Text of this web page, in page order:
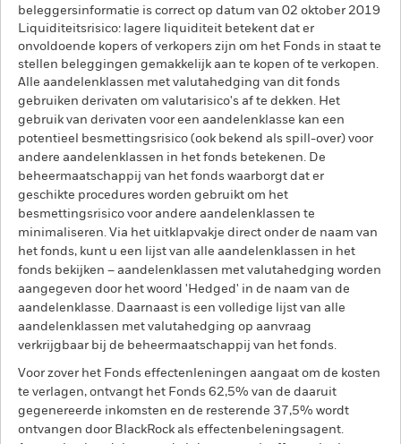
beleggersinformatie is correct op datum van 02 oktober 2019
Liquiditeitsrisico: lagere liquiditeit betekent dat er
onvoldoende kopers of verkopers zijn om het Fonds in staat te
stellen beleggingen gemakkelijk aan te kopen of te verkopen.
Alle aandelenklassen met valutahedging van dit fonds
gebruiken derivaten om valutarisico's af te dekken. Het
gebruik van derivaten voor een aandelenklasse kan een
potentieel besmettingsrisico (ook bekend als spill-over) voor
andere aandelenklassen in het fonds betekenen. De
beheermaatschappij van het fonds waarborgt dat er
geschikte procedures worden gebruikt om het
besmettingsrisico voor andere aandelenklassen te
minimaliseren. Via het uitklapvakje direct onder de naam van
het fonds, kunt u een lijst van alle aandelenklassen in het
fonds bekijken – aandelenklassen met valutahedging worden
aangegeven door het woord 'Hedged' in de naam van de
aandelenklasse. Daarnaast is een volledige lijst van alle
aandelenklassen met valutahedging op aanvraag
verkrijgbaar bij de beheermaatschappij van het fonds.
Voor zover het Fonds effectenleningen aangaat om de kosten
te verlagen, ontvangt het Fonds 62,5% van de daaruit
gegenereerde inkomsten en de resterende 37,5% wordt
ontvangen door BlackRock als effectenbeleningsagent.